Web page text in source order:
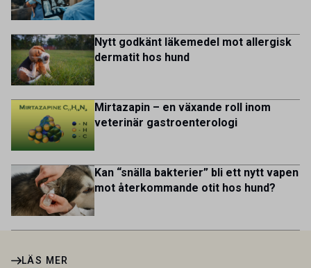
utveckling, där du bidrar till att stärka svensk
Nytt godkänt läkemedel mot allergisk
dermatit hos hund
Mirtazapin – en växande roll inom
veterinär gastroenterologi
Kan “snälla bakterier” bli ett nytt vapen
mot återkommande otit hos hund?
LÄS MER